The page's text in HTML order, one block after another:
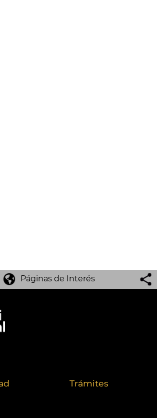
Páginas de Interés
Trámites